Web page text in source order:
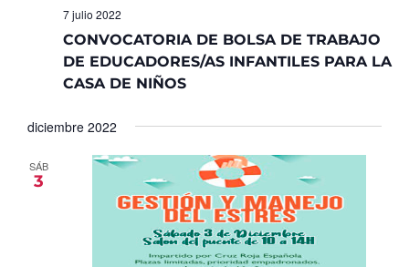
CONVOCATORIA DE BOLSA DE TRABAJO
DE EDUCADORES/AS INFANTILES PARA LA
CASA DE NIÑOS
7 julio 2022
diciembre 2022
SÁB
3